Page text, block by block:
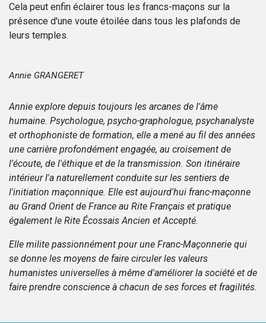
Cela peut enfin éclairer tous les francs-maçons sur la
présence d'une voute étoilée dans tous les plafonds de
leurs temples.
Annie GRANGERET
Annie explore depuis toujours les arcanes de l'âme
humaine. Psychologue, psycho-graphologue, psychanalyste
et orthophoniste de formation, elle a mené au fil des années
une carrière profondément engagée, au croisement de
l'écoute, de l'éthique et de la transmission. Son itinéraire
intérieur l'a naturellement conduite sur les sentiers de
l'initiation maçonnique. Elle est aujourd'hui franc-maçonne
au Grand Orient de France au Rite Français et pratique
également le Rite Écossais Ancien et Accepté.
Elle milite passionnément pour une Franc-Maçonnerie qui
se donne les moyens de faire circuler les valeurs
humanistes universelles à même d'améliorer la société et de
faire prendre conscience à chacun de ses forces et fragilités.